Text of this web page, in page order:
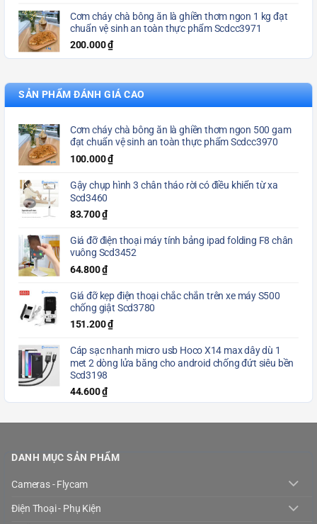
Cơm cháy chà bông ăn là ghiền thơm ngon 1 kg đạt
chuẩn vệ sinh an toàn thực phẩm Scdcc3971
200.000₫
SẢN PHẨM ĐÁNH GIÁ CAO
Cơm cháy chà bông ăn là ghiền thơm ngon 500 gam
đạt chuẩn vệ sinh an toàn thực phẩm Scdcc3970
100.000₫
Gậy chụp hình 3 chân tháo rời có điều khiển từ xa
Scd3460
83.700₫
Giá đỡ điện thoại máy tính bảng ipad folding F8 chân
vuông Scd3452
64.800₫
Giá đỡ kẹp điện thoại chắc chắn trên xe máy S500
chống giật Scd3780
151.200₫
Cáp sạc nhanh micro usb Hoco X14 max dây dù 1
met 2 dòng lửa băng cho android chống đứt siêu bền
Scd3198
44.600₫
DANH MỤC SẢN PHẨM
Cameras - Flycam
Điện Thoại - Phụ Kiện